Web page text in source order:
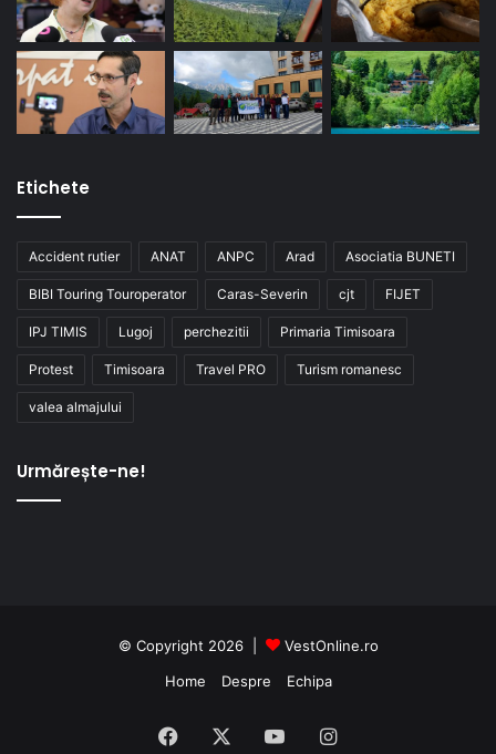
Etichete
Accident rutier ANAT ANPC Arad Asociatia BUNETI
BIBI Touring Touroperator Caras-Severin cjt FIJET
IPJ TIMIS Lugoj perchezitii Primaria Timisoara
Protest Timisoara Travel PRO Turism romanesc
valea almajului
Urmărește-ne!
© Copyright 2026 |
VestOnline.ro
Home
Despre Echipa
Facebook YouTubeInstagram